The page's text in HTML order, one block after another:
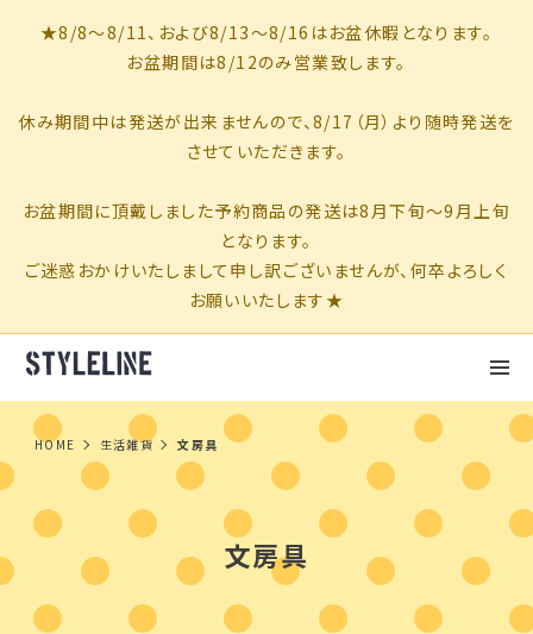
HOME 生活雑貨 文房具
文房具